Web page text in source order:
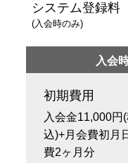
システム登録料
(入会時のみ)
入会
初期費用
入会金11,000円
込)+月会費初月
費2ヶ月分